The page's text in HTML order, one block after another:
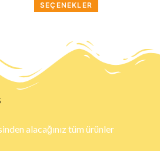
SEÇENEKLER
alacağınız tüm ürünler